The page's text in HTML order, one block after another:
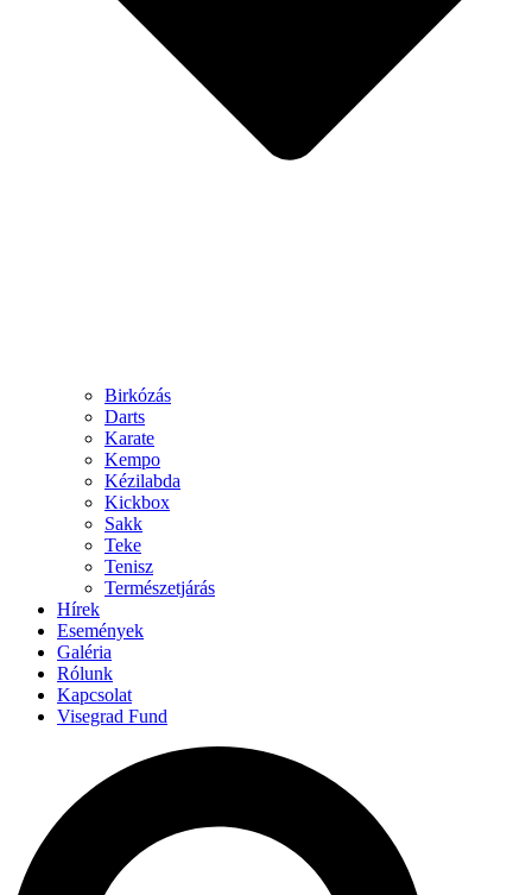
Birkózás
Darts
Karate
Kempo
Kézilabda
Kickbox
Sakk
Teke
Tenisz
Természetjárás
Hírek
Események
Galéria
Rólunk
Kapcsolat
Visegrad Fund